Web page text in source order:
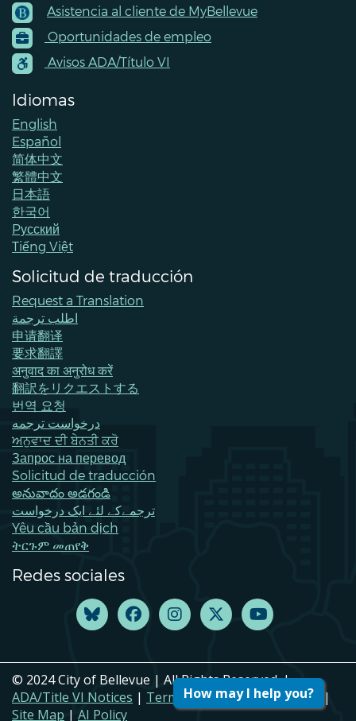
How may I help you?
Footer
Menu
Contacts
Asistencia al cliente de MyBellevue
Oportunidades de empleo
Avisos ADA/Título VI
Idiomas
English
Español
简体中文
繁體中文
日本語
한국어
Pусский
Tiếng Việt
Solicitud de traducción
Request a Translation
اطلب ترجمة
申请翻译
要求翻譯
अनुवाद का अनुरोध करें
翻訳をリクエストする
번역 요청
درخواست ترجمه
ਅਨੁਵਾਦ ਦੀ ਬੇਨਤੀ ਕਰੋ
Запрос на перевод
Solicitud de traducción
అనువాదం అడగండి
ترجمےکے لئے ایک درخواست
Yêu cầu bản dịch
ትርጉም መጠየቅ
Redes sociales
© 2024 City of Bellevue | All Rights Reserved. |
ADA/Title VI Notices | Terms of Use|Privacy Policy
|
Site Map | AI Policy